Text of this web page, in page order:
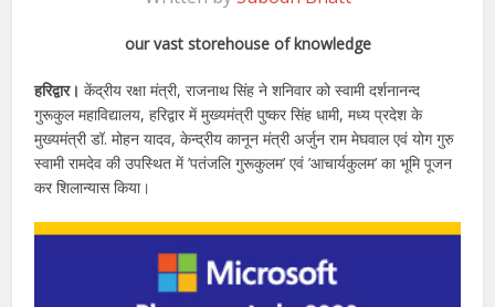
our vast storehouse of knowledge
हरिद्वार। केंद्रीय रक्षा मंत्री, राजनाथ सिंह ने शनिवार को स्वामी दर्शनानन्द
गुरूकुल महाविद्यालय, हरिद्वार में मुख्यमंत्री पुष्कर सिंह धामी, मध्य प्रदेश के
मुख्यमंत्री डॉ. मोहन यादव, केन्द्रीय कानून मंत्री अर्जुन राम मेघवाल एवं योग गुरु
स्वामी रामदेव की उपस्थित में ’पतंजलि गुरूकुलम’ एवं ’आचार्यकुलम’ का भूमि पूजन
कर शिलान्यास किया।